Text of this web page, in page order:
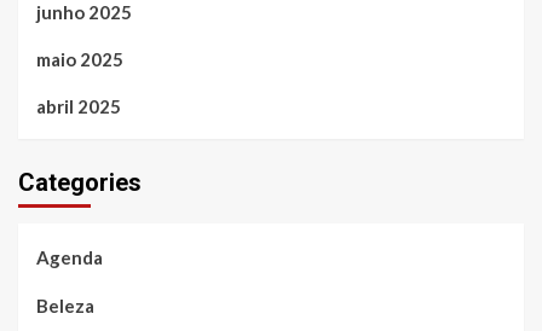
junho 2025
maio 2025
abril 2025
Categories
Agenda
Beleza